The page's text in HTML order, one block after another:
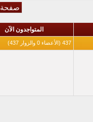
صفحة 1 من 14
المتواجدون الآن
437 (الأعضاء 0 والزوار 437)